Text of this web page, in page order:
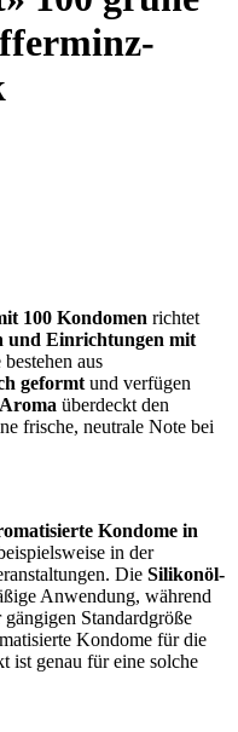
100 Kondomen richtet
und Einrichtungen mit
aus
geformt und verfügen
überdeckt den
frische, neutrale Note bei
Kondome in
in der
Die Silikonöl-
Anwendung, während
gängigen Standardgröße
Kondome für die
ist genau für eine solche